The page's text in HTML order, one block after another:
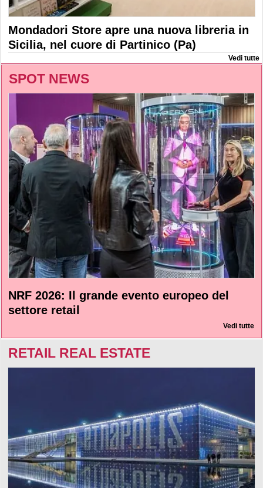
Mondadori Store apre una nuova libreria in
Sicilia, nel cuore di Partinico (Pa)
Vedi tutte
SPOT NEWS
NRF 2026: Il grande evento europeo del
settore retail
Vedi tutte
RETAIL REAL ESTATE